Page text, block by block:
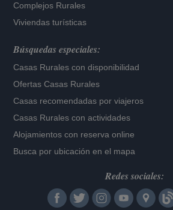
Complejos Rurales
Viviendas turísticas
Búsquedas especiales:
Casas Rurales con disponibilidad
Ofertas Casas Rurales
Casas recomendadas por viajeros
Casas Rurales con actividades
Alojamientos con reserva online
Busca por ubicación en el mapa
Redes sociales: